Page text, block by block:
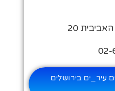
20
עיר_ים בירושלים